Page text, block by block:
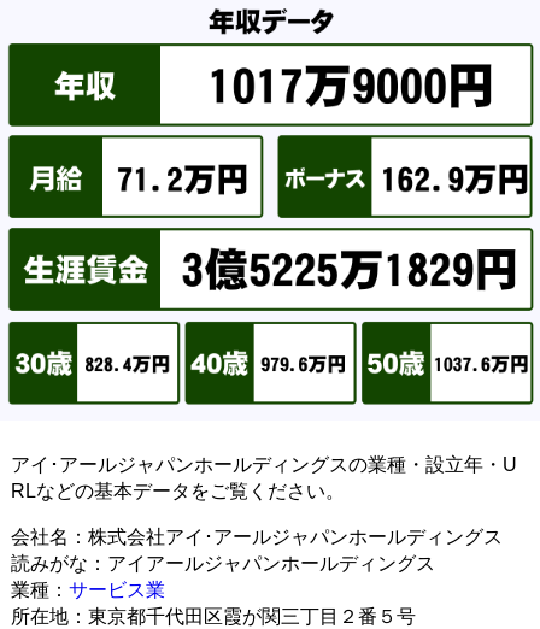
アイ･アールジャパンホールディングスの業種・設立年・U
RLなどの基本データをご覧ください。
会社名：株式会社アイ･アールジャパンホールディングス
読みがな：アイアールジャパンホールディングス
業種： サービス業
所在地：東京都千代田区霞が関三丁目２番５号